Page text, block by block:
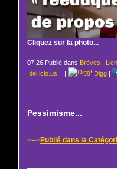
Cliquez sur la photo...
07:26 Publié dans Brèves
del.icio.us
Digg|
Pessimisme...
=--=Publié dans la